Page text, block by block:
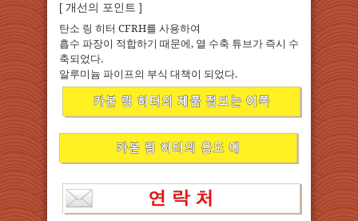
[ 개선의 포인트 ]
탄소 링 히터 CFRH를 사용하여
흡수 파장이 적합하기 때문에, 열 수축 튜브가 즉시 수
축되었다.
알루미늄 파이프의 부식 대책이 되었다.